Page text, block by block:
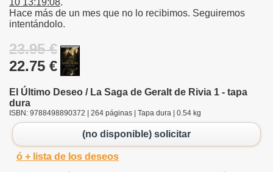
Hace más de un mes que no lo recibimos. Seguiremos
intentándolo.
23.95 €
22.75 €
El Último Deseo / La Saga de Geralt de Rivia 1 - tapa
dura
ISBN: 9788498890372 | 264 páginas | Tapa dura | 0.54 kg
(no disponible) solicitar
ó + lista de los deseos